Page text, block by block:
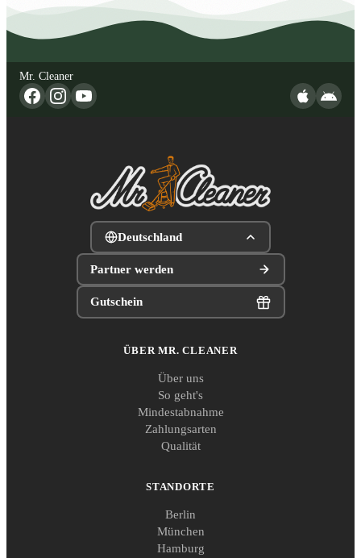
Mr. Cleaner
Deutschland
Partner werden
Gutschein
ÜBER MR. CLEANER
Über uns
So geht's
Mindestabnahme
Zahlungsarten
Qualität
STANDORTE
Berlin
München
Hamburg